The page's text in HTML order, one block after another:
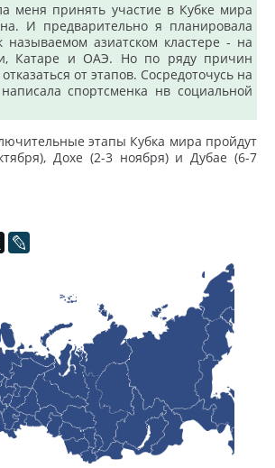
меня принять участие в Кубке мира
И предварительно я планировала
называемом азиатском кластере - на
Катаре и ОАЭ. Но по ряду причин
от этапов. Сосредоточусь на
спортсменка нв социальной
этапы Кубка мира пройдут
Дохе (2-3 ноября) и Дубае (6-7